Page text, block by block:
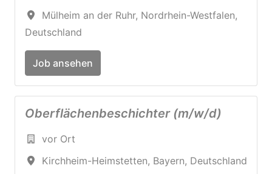
Mülheim an der Ruhr, Nordrhein-Westfalen,
Deutschland
Job ansehen
Oberflächenbeschichter (m/w/d)
vor Ort
Kirchheim-Heimstetten, Bayern, Deutschland